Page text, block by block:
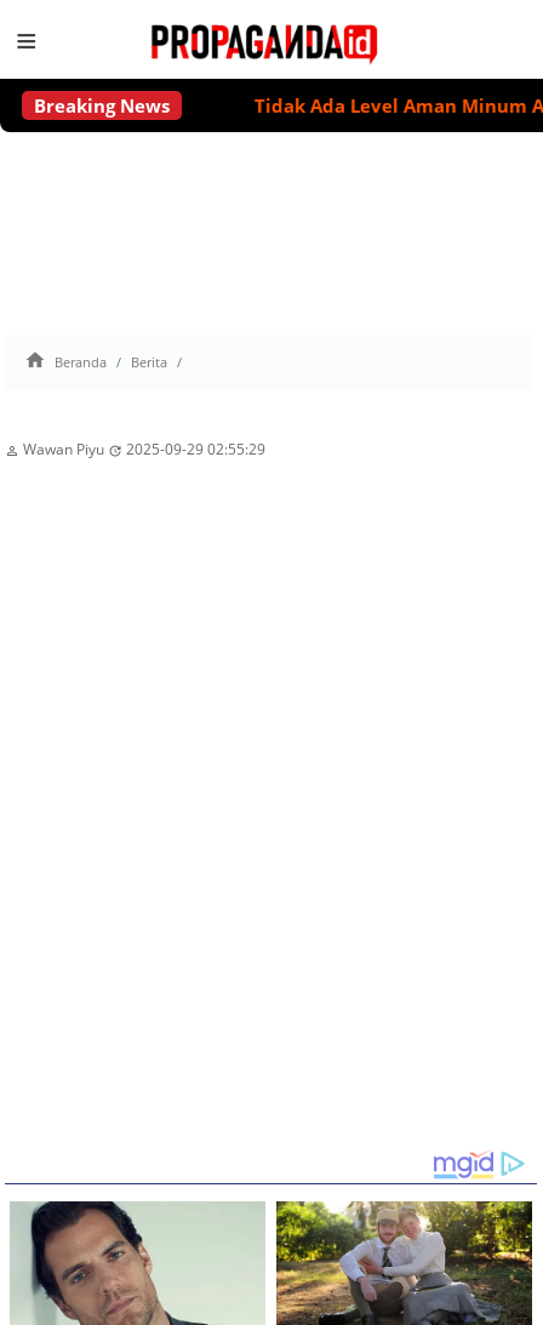
≡
Breaking News Tidak Ada Level Aman Minum
 Beranda Berita
 Wawan Piyu  2025-09-29 02:55:29